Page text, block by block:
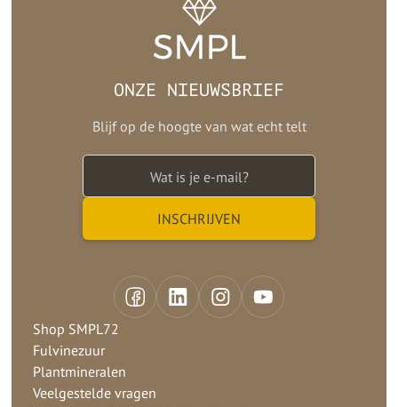
ONZE NIEUWSBRIEF
Blijf op de hoogte van wat echt telt
Shop SMPL72
Fulvinezuur
Plantmineralen
Veelgestelde vragen